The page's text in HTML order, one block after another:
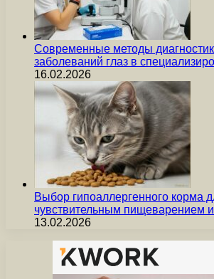
Современные методы
заболеваний глаз в
16.02.2026
Выбор гипоаллергенного корма
чувствительным пищеварением
13.02.2026